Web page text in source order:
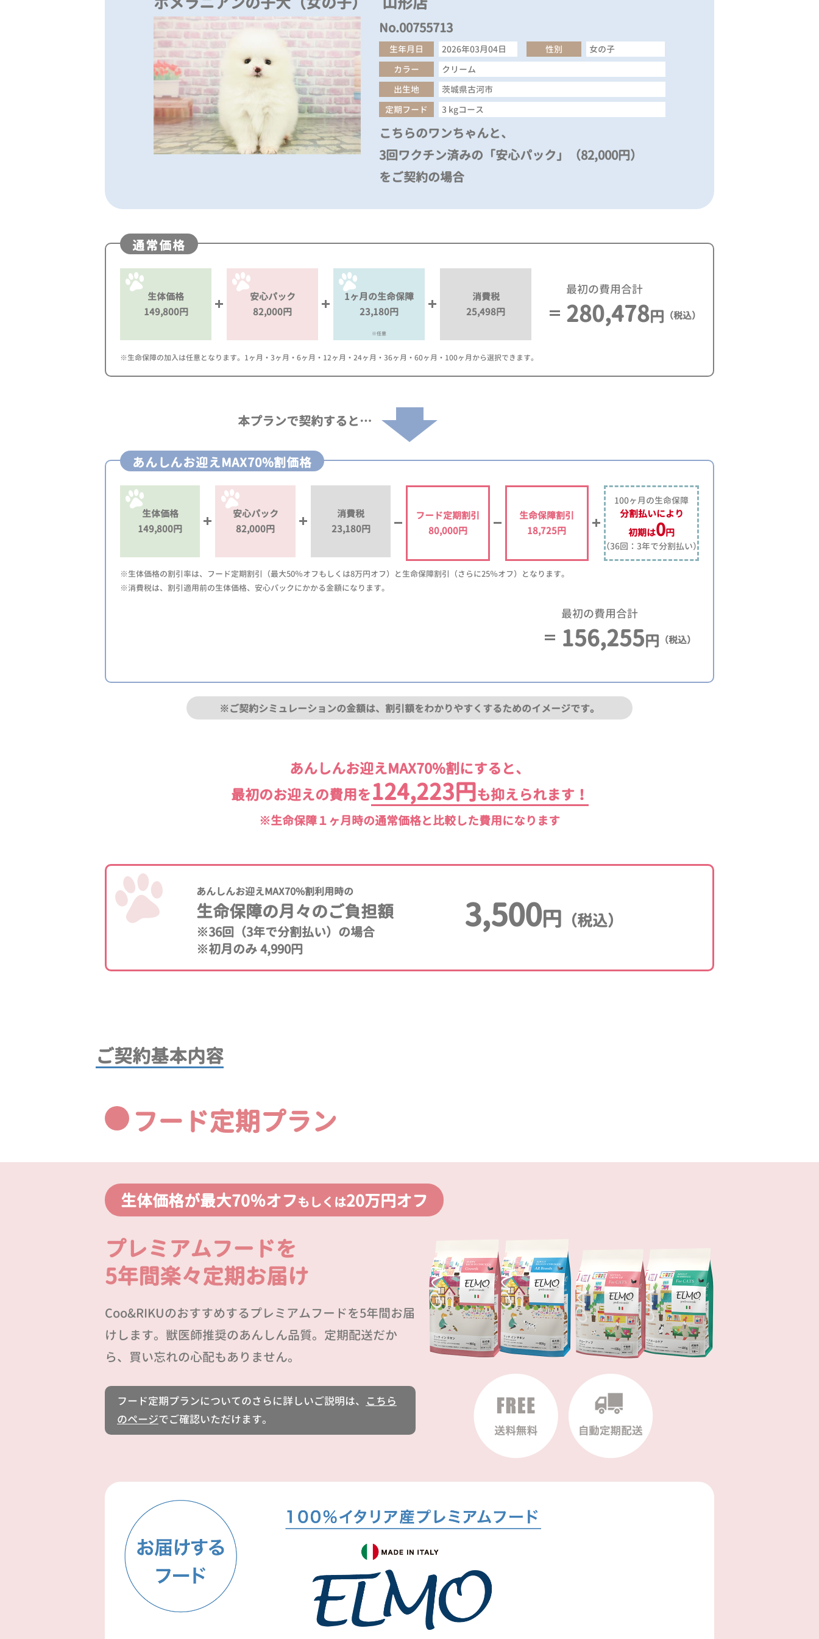
No.00755713
生年月日 2026年03月04日 性別
女の子
カラー
クリーム
出生地
茨城県古河市
定期フード
3 kgコース
こちらのワンちゃんと、
3回ワクチン済みの「安心パック」（82,000円）
をご契約の場合
通常価格
生体価格
149,800円
安心パック
82,000円
1ヶ月の生命保障
23,180円
※任意
消費税
25,498円
最初の費用合計
280,478円 （税込）
※生命保障の加入は任意となります。1ヶ月・3ヶ月・6ヶ月・12ヶ月・24ヶ月・36ヶ月・60ヶ月・100ヶ月から選択できます。
本プランで契約すると…
あんしんお迎えMAX70%割価格
生体価格
149,800円
安心パック
82,000円
消費税
23,180円
フード定期割引
80,000円
生命保障割引
18,725円
100ヶ月の生命保障
分割払いにより
初期は0円
（36回：3年で分割払い）
※生体価格の割引率は、フード定期割引（最大50％オフもしくは8万円オフ）と生命保障割引（さらに25％オフ）となります。
※消費税は、割引適用前の生体価格、安心パックにかかる金額になります。
最初の費用合計
156,255円 （税込）
※ご契約シミュレーションの金額は、割引額をわかりやすくするためのイメージです。
あんしんお迎えMAX70%割にすると、
最初のお迎えの費用を124,223円も抑えられます！
※生命保障１ヶ月時の通常価格と比較した費用になります
あんしんお迎えMAX70%割利用時の
生命保障の月々のご負担額
※36回（3年で分割払い）の場合
※初月のみ 4,990円
3,500円 （税込）
ご契約基本内容
フード定期プラン
生体価格が最大70％オフもしくは20万円オフ
プレミアムフードを
5年間楽々定期お届け
Coo&RIKUのおすすめするプレミアムフードを5年間お届
けします。獣医師推奨のあんしん品質。定期配送だか
ら、買い忘れの心配もありません。
フード定期プランについてのさらに詳しいご説明は、
こちら
のページでご確認いただけます。